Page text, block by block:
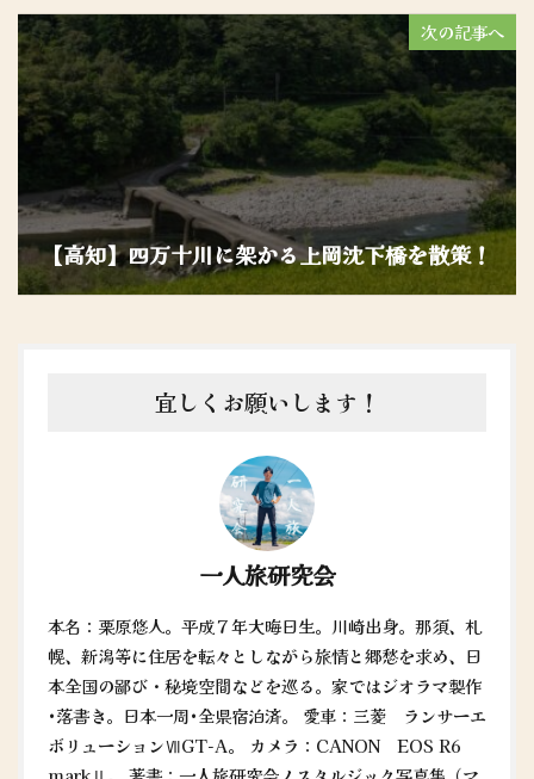
次の記事へ
【高知】四万十川に架かる上岡沈下橋を散策！
宜しくお願いします！
一人旅研究会
本名：栗原悠人。平成７年大晦日生。川崎出身。那須、札
幌、新潟等に住居を転々としながら旅情と郷愁を求め、日
本全国の鄙び・秘境空間などを巡る。家ではジオラマ製作
•落書き。日本一周•全県宿泊済。 愛車：三菱 ランサーエ
ボリューションⅦGT-A。 カメラ：CANON EOS R6